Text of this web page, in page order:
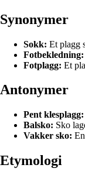
Synonymer
Sokk: Et plagg
Fotbekledning:
Fotplagg: Et
Antonymer
Pent klesplagg:
Balsko: Sko
Vakker sko:
Etymologi